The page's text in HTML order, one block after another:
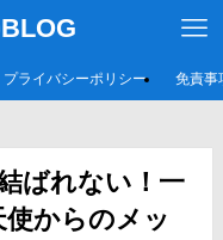
プライバシーポリシー 免責事
ばれない！一
からのメッ